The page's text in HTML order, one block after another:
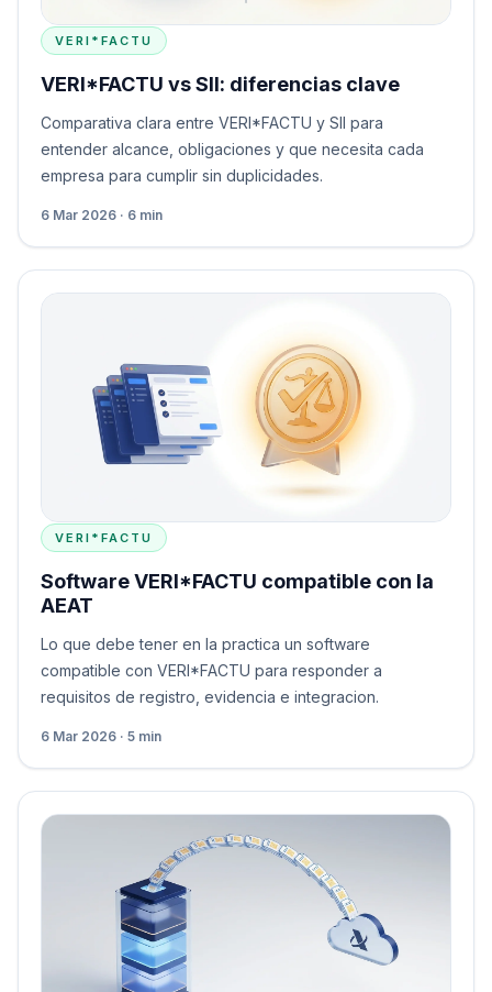
VERI*FACTU
VERI*FACTU vs SII: diferencias clave
Comparativa clara entre VERI*FACTU y SII para
entender alcance, obligaciones y que necesita cada
empresa para cumplir sin duplicidades.
6 Mar 2026 · 6 min
VERI*FACTU
Software VERI*FACTU compatible con la
AEAT
Lo que debe tener en la practica un software
compatible con VERI*FACTU para responder a
requisitos de registro, evidencia e integracion.
6 Mar 2026 · 5 min